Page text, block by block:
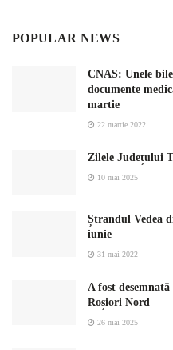
POPULAR NEWS
CNAS: Unele
documente
martie
22 martie 2022
Zilele Județului
10 mai 2025
Ștrandul Vedea
iunie
31 mai 2022
A fost
Roșiori Nord
26 mai 2025